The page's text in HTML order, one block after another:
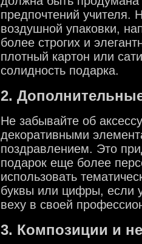
предпочтений учителя.
воздушной упаковки,
более строгих и
плотный картон или
солидность подарка.
2.
Не забывайте об
декоративными
поздравлением. Это
подарок еще более
использовать
буквы или цифры, если
веху в своей
3. Композиции и